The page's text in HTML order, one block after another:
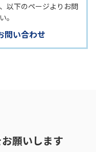
以下のページよりお問
。
問い合わせ
願いします